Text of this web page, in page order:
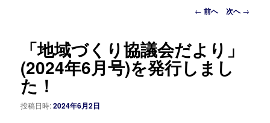
投
ビ
ゲ
ー
← 前へ 次へ→
「地域づくり協議会だより」
(2024年6月号)を発行しまし
た！
投稿日時:2024年6月2日